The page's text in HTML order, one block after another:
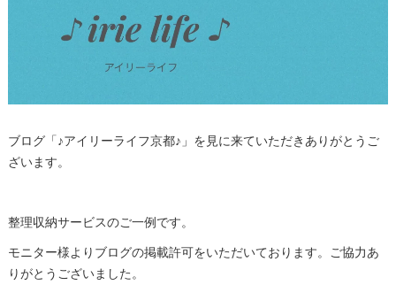
ブログ「♪アイリーライフ京都♪」を見に来ていただきありがとうご
ざいます。
整理収納サービスのご一例です。
モニター様よりブログの掲載許可をいただいております。ご協力あ
りがとうございました。